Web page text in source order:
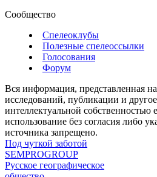
Сообщество
Спелеоклубы
Полезные спелеоссылки
Голосования
Форум
Вся информация, представленная
исследований, публикации и
интеллектуальной собственностью
использование без согласия либо
источника запрещено.
Под чуткой заботой
SEMPROGROUP
Русское географическое